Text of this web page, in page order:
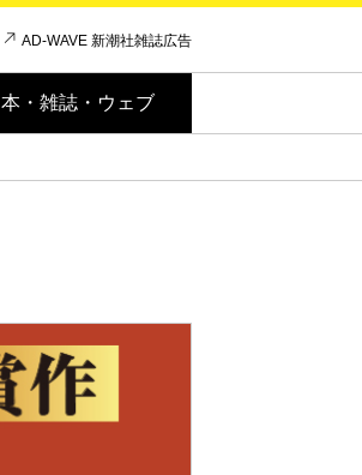
AD-WAVE 新潮社雑誌広告
本・雑誌・ウェブ